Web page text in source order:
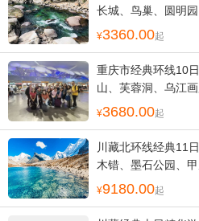
长城、鸟巢、圆明
3360.00起
重庆市经典环线10
山、芙蓉洞、乌江
3680.00起
川藏北环线经典11
木错、墨石公园、
9180.00起